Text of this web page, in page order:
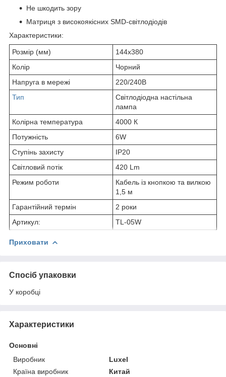
Не шкодить зору
Матриця з високоякісних SMD-світлодіодів
Характеристики:
Розмір (мм)
144х380
Колір
Чорний
Напруга в мережі
220/240В
Тип
Світлодіодна настільна
лампа
Колірна температура
4000 К
Потужність
6W
Ступінь захисту
IP20
Світловий потік
420 Lm
Режим роботи
Кабель із кнопкою та вилкою
1,5 м
Гарантійний термін
2 роки
Артикул:
TL-05W
Приховати
Спосіб упаковки
У коробці
Характеристики
Основні
Виробник
Luxel
Країна виробник
Китай